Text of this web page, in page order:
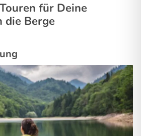
für Deine
die Berge